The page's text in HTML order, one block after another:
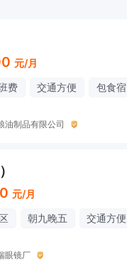
元/月
费 交通方便 包食宿
油制品有限公司
元/月
朝九晚五 交通方便
眼镜厂